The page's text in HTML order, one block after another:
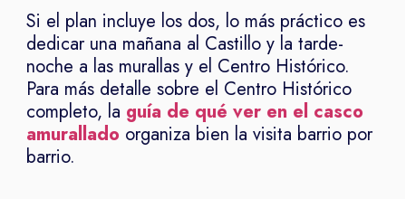
Si el plan incluye los dos, lo más práctico es
dedicar una mañana al Castillo y la tarde-
noche a las murallas y el Centro Histórico.
Para más detalle sobre el Centro Histórico
completo, la guía de qué ver en el casco
amurallado organiza bien la visita barrio por
barrio.